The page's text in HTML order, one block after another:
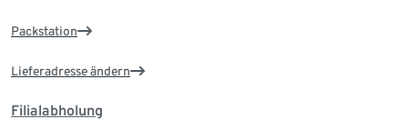
Packstation
Lieferadresse ändern
Filialabholung